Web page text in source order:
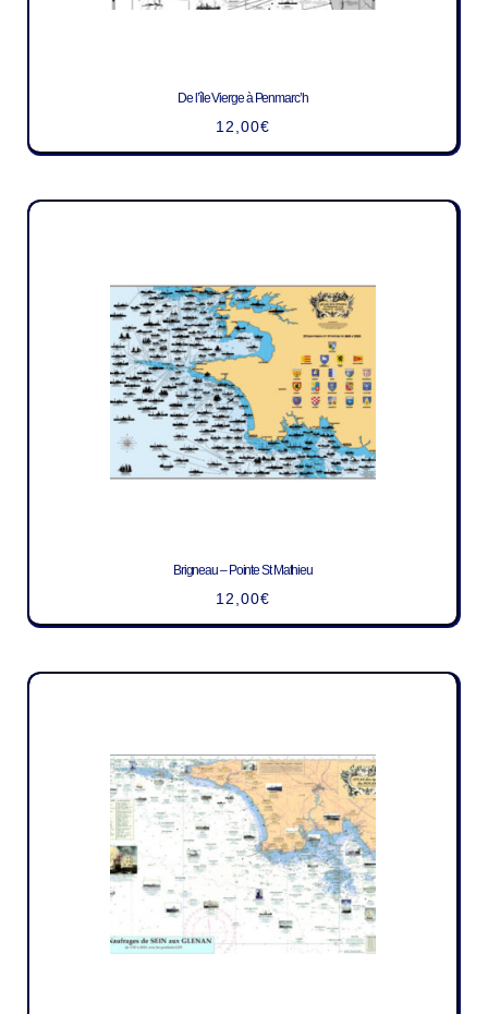
De l’île Vierge à Penmarc’h
12,00€
Brigneau – Pointe St Mathieu
12,00€